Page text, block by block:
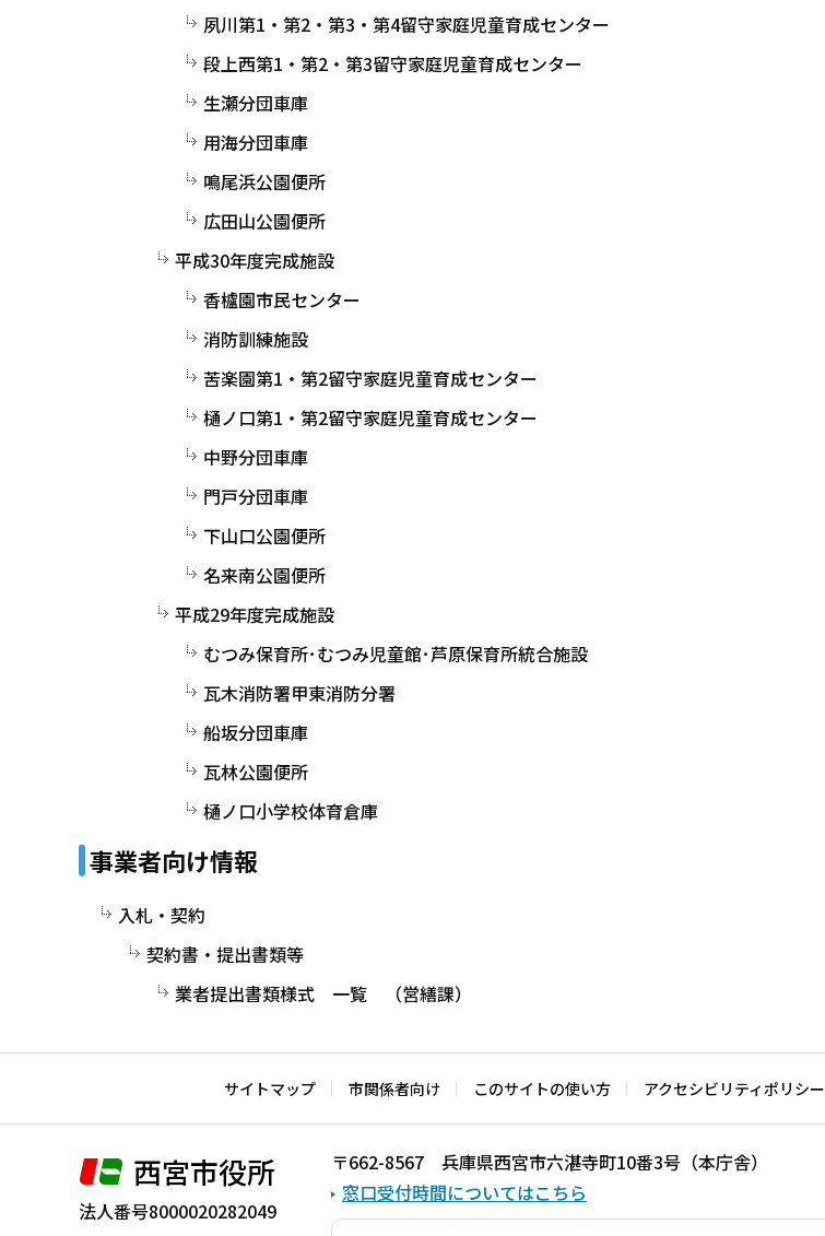
夙川第1・第2・第3・第4留守家庭児童育成センター
段上西第1・第2・第3留守家庭児童育成センター
生瀬分団車庫
用海分団車庫
鳴尾浜公園便所
広田山公園便所
平成30年度完成施設
香櫨園市民センター
消防訓練施設
苦楽園第1・第2留守家庭児童育成センター
樋ノ口第1・第2留守家庭児童育成センター
中野分団車庫
門戸分団車庫
下山口公園便所
名来南公園便所
平成29年度完成施設
むつみ保育所･むつみ児童館･芦原保育所統合施設
瓦木消防署甲東消防分署
船坂分団車庫
瓦林公園便所
樋ノ口小学校体育倉庫
事業者向け情報
入札・契約
契約書・提出書類等
業者提出書類様式 一覧 （営繕課）
サイトマップ 市関係者向け このサイトの使い方 アクセシビリティポリシー
西宮市役所
法人番号8000020282049
〒662-8567 兵庫県西宮市六湛寺町10番3号（本庁舎）
窓口受付時間についてはこちら